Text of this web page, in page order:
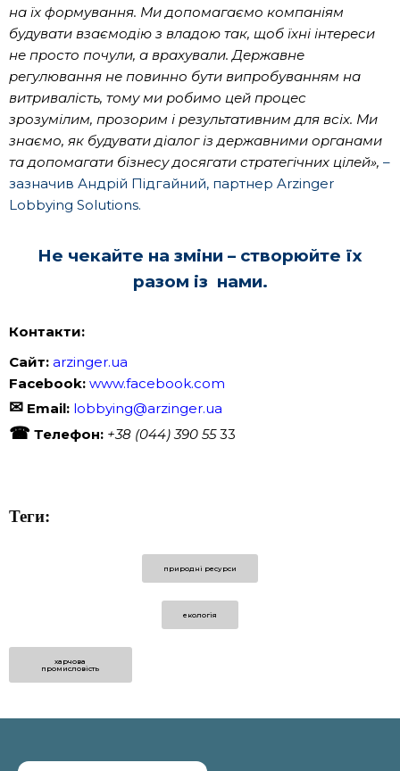
на їх формування. Ми допомагаємо компаніям
будувати взаємодію з владою так, щоб їхні інтереси
не просто почули, а врахували. Державне
регулювання не повинно бути випробуванням на
витривалість, тому ми робимо цей процес
зрозумілим, прозорим і результативним для всіх. Ми
знаємо, як будувати діалог із державними органами
та допомагати бізнесу досягати стратегічних цілей», –
зазначив Андрій Підгайний, партнер Arzinger
Lobbying Solutions.
Не чекайте на зміни – створюйте їх
разом із нами.
Контакти:
Сайт: arzinger.ua
Facebook: www.facebook.com
✉ Email: lobbying@arzinger.ua
☎︎ Телефон: +38 (044) 390 5533
Теги:
природні ресурси
екологія
харчова
промисловість